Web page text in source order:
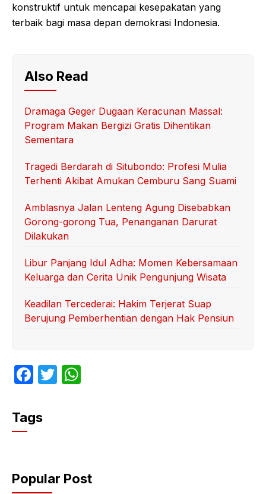
konstruktif untuk mencapai kesepakatan yang
terbaik bagi masa depan demokrasi Indonesia.
Also Read
Dramaga Geger Dugaan Keracunan Massal:
Program Makan Bergizi Gratis Dihentikan
Sementara
Tragedi Berdarah di Situbondo: Profesi Mulia
Terhenti Akibat Amukan Cemburu Sang Suami
Amblasnya Jalan Lenteng Agung Disebabkan
Gorong-gorong Tua, Penanganan Darurat
Dilakukan
Libur Panjang Idul Adha: Momen Kebersamaan
Keluarga dan Cerita Unik Pengunjung Wisata
Keadilan Tercederai: Hakim Terjerat Suap
Berujung Pemberhentian dengan Hak Pensiun
F
c
e
o
o
T
p
p
Tags
Popular Post